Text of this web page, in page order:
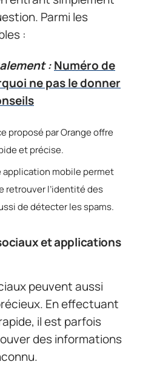
Parmi les
:
:Numéro de
ne pas le donner
proposé par Orange offre
et précise.
application mobile permet
retrouver l’identité des
de détecter les spams.
et applications
peuvent aussi
En effectuant
il est parfois
des informations